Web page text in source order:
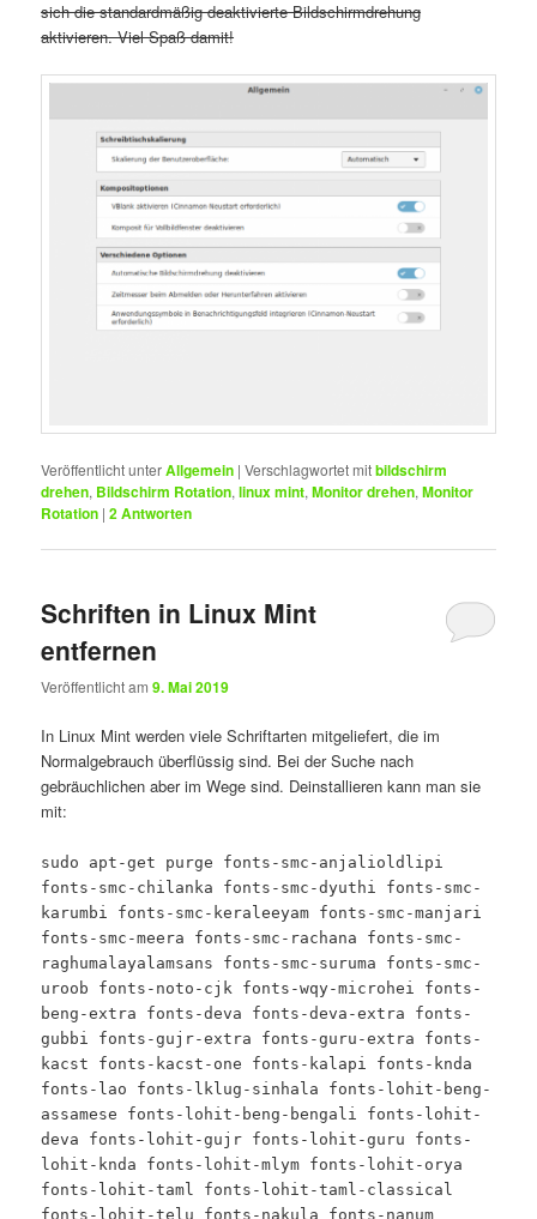
sich die standardmäßig deaktivierte Bildschirmdrehung
aktivieren. Viel Spaß damit!
Veröffentlicht unterAllgemein |Verschlagwortet mitbildschirm
drehen, Bildschirm Rotation,linux mint,Monitor drehen,Monitor
Rotation |2Antworten
Schriften in Linux Mint
entfernen
Veröffentlicht am9. Mai 2019
In Linux Mint werden viele Schriftarten mitgeliefert, die im
Normalgebrauch überflüssig sind. Bei der Suche nach
gebräuchlichen aber im Wege sind. Deinstallieren kann man sie
mit:
sudo apt-get purge fonts-smc-anjalioldlipi
fonts-smc-chilanka fonts-smc-dyuthi fonts-smc-
karumbi fonts-smc-keraleeyam fonts-smc-manjari
fonts-smc-meera fonts-smc-rachana fonts-smc-
raghumalayalamsans fonts-smc-suruma fonts-smc-
uroob fonts-noto-cjk fonts-wqy-microhei fonts-
beng-extra fonts-deva fonts-deva-extra fonts-
gubbi fonts-gujr-extra fonts-guru-extra fonts-
kacst fonts-kacst-one fonts-kalapi fonts-knda
fonts-lao fonts-lklug-sinhala fonts-lohit-beng-
assamese fonts-lohit-beng-bengali fonts-lohit-
deva fonts-lohit-gujr fonts-lohit-guru fonts-
lohit-knda fonts-lohit-mlym fonts-lohit-orya
fonts-lohit-taml fonts-lohit-taml-classical
fonts-lohit-telu fonts-nakula fonts-nanum